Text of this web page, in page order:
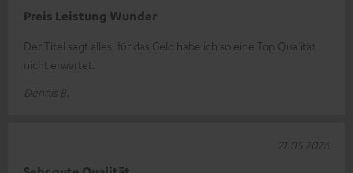
Preis Leistung Wunder
Der Titel sagt alles, für das Geld habe ich so eine Top Qualität
nicht erwartet.
Dennis B.
21.05.2026